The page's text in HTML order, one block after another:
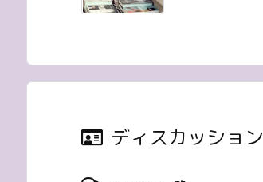
ディスカッション